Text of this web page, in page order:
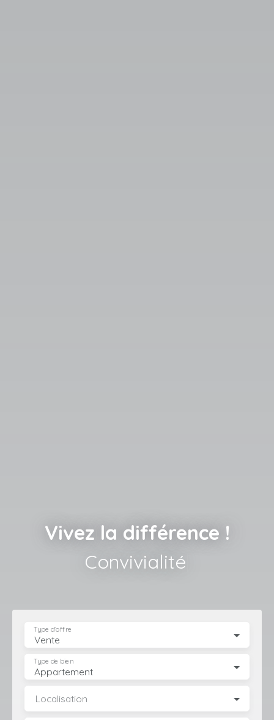
Vivez la différence !
Convivialité
Vente
Type d'offre
Appartement
Type de bien
Localisation